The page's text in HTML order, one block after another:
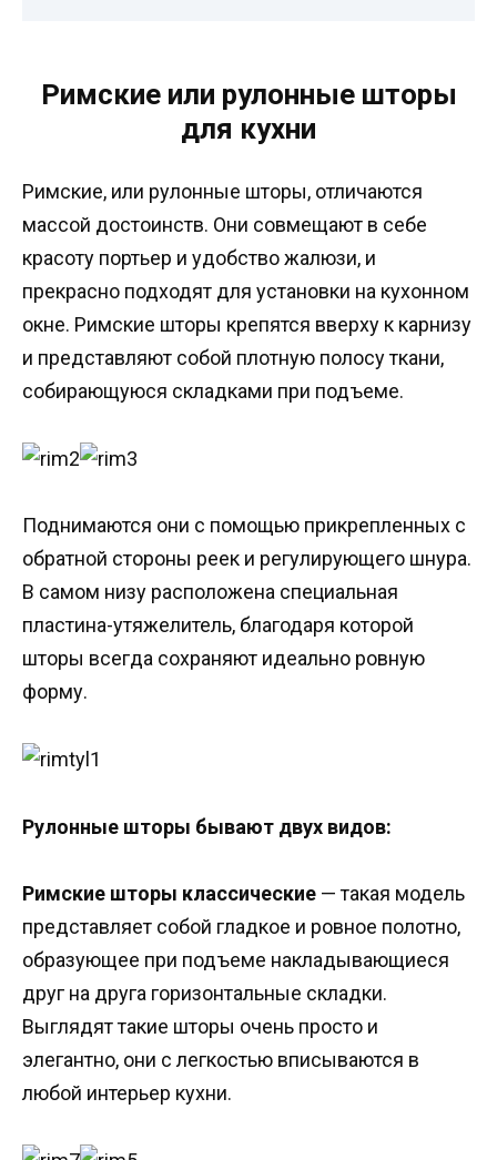
Римские или рулонные шторы
для кухни
Римские, или рулонные шторы, отличаются
массой достоинств. Они совмещают в себе
красоту портьер и удобство жалюзи, и
прекрасно подходят для установки на кухонном
окне. Римские шторы крепятся вверху к карнизу
и представляют собой плотную полосу ткани,
собирающуюся складками при подъеме.
Поднимаются они с помощью прикрепленных с
обратной стороны реек и регулирующего шнура.
В самом низу расположена специальная
пластина-утяжелитель, благодаря которой
шторы всегда сохраняют идеально ровную
форму.
Рулонные шторы бывают двух видов:
Римские шторы классические — такая модель
представляет собой гладкое и ровное полотно,
образующее при подъеме накладывающиеся
друг на друга горизонтальные складки.
Выглядят такие шторы очень просто и
элегантно, они с легкостью вписываются в
любой интерьер кухни.